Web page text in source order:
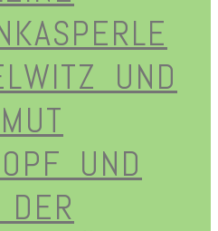
UND
UND